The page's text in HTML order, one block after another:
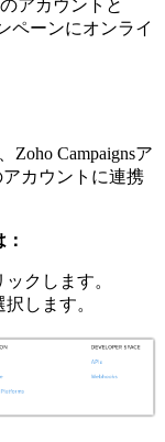
アカウントと
ペーンにオンライ
Campaignsア
アカウントに連携
クします。
択します。